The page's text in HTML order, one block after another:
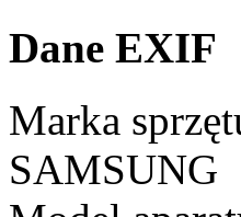
Dane EXIF
Marka
SAMSUNG